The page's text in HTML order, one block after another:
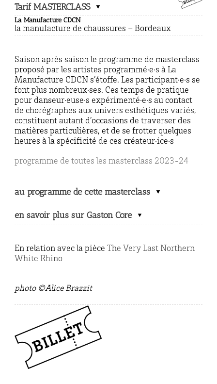
Tarif MASTERCLASS
La Manufacture CDCN
la manufacture de chaussures – Bordeaux
Saison après saison le programme de masterclass
proposé par les artistes programmé·e·s à La
Manufacture CDCN s’étoffe. Les participant·e·s se
font plus nombreux·ses. Ces temps de pratique
pour danseur·euse·s expérimenté·e·s au contact
de chorégraphes aux univers esthétiques variés,
constituent autant d’occasions de traverser des
matières particulières, et de se frotter quelques
heures à la spécificité de ces créateur·ice·s
programme de toutes les masterclass 2023-24
au programme de cette masterclass
en savoir plus sur Gaston Core
En relation avec la pièce The Very Last Northern
White Rhino
photo ©Alice Brazzit